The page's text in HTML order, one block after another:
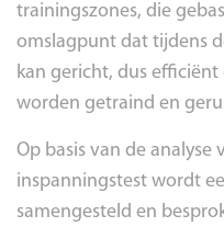
trainingszones, die
omslagpunt dat tijdens
kan gericht, dus
worden getraind en
Op basis van de
inspanningstest wordt
samengesteld en